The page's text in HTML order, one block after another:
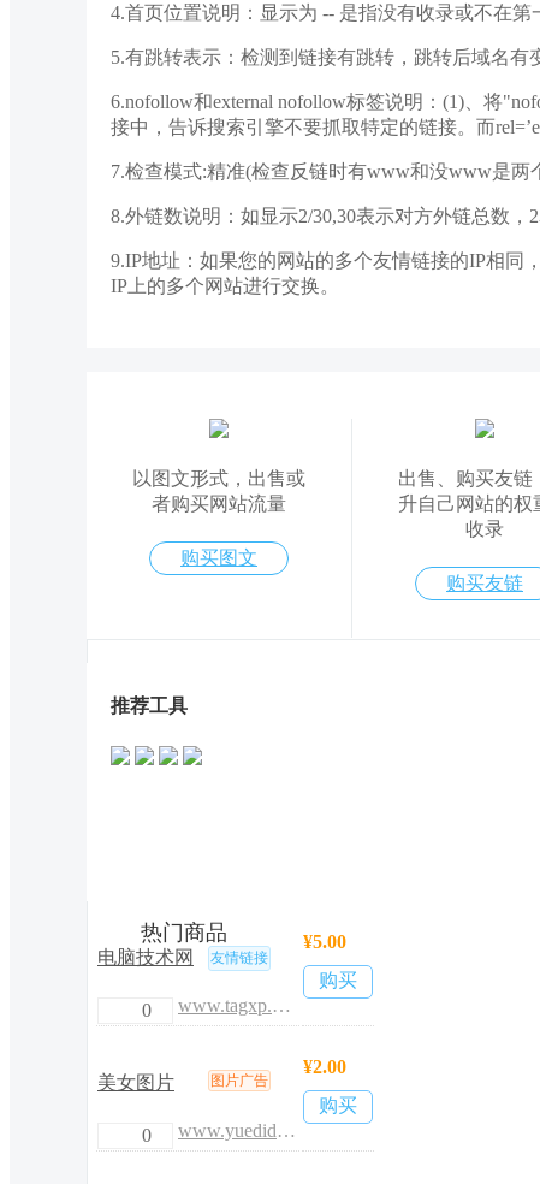
4.首页位置说明：显示为 -- 是指没有收录或不在第
5.有跳转表示：检测到链接有跳转，跳转后域名有
6.nofollow和external nofollow标签说明：(1)、将
接中，告诉搜索引擎不要抓取特定的链接。而
7.检查模式:精准(检查反链时有www和没www是两
8.外链数说明：如显示2/30,30表示对方外链总数，
9.IP地址：如果您的网站的多个友情链接的IP相
IP上的多个网站进行交换。
以图文形式，出售或
者购买网站流量
购买图文
出售、购买友链
升自己网站的权
收录
购买友链
户提供招商加盟双向服务
推荐工具
热门商品
电脑技术网 友情链接
0 www.tagxp.com
¥5.00
购买
美女图片 图片广告
0 www.yuedidai.com
¥2.00
购买